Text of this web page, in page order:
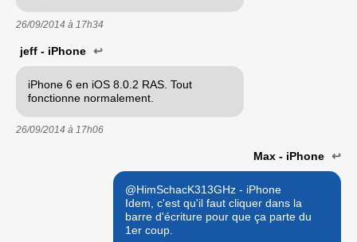
26/09/2014 à 17h34
jeff - iPhone ↩
iPhone 6 en iOS 8.0.2 RAS. Tout
fonctionne normalement.
26/09/2014 à 17h06
Max - iPhone ↩
@HimSchacK313GHz - iPhone
Idem, c'est qu'il faut cliquer dans la
barre d'écriture pour que ça parte du
1er coup.